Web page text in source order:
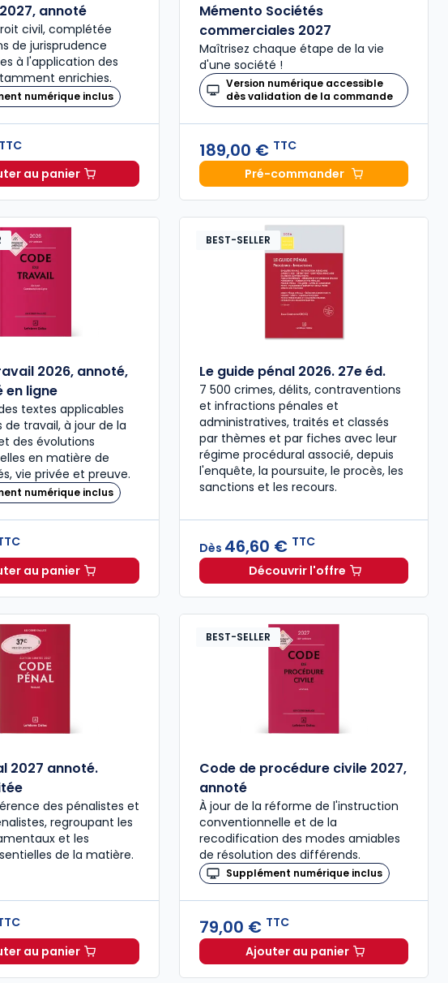
annoté
civil, complétée
de jurisprudence
à l'application des
enrichies.
numérique inclus
TTC
au panier
Code civil 2027, annoté à 49,00 € TTC
Mémento Sociétés
commerciales 2027
Maîtrisez chaque étape de la vie
d'une société !
Version numérique accessible
dès validation de la commande
189,00 € TTC
Pré-commanderMémento Sociétés
limitée à 37,00 € TTC
2026, annoté,
en ligne
textes applicables
de travail, à jour de la
des évolutions
en matière de
vie privée et preuve.
numérique inclus
au panier
Code du travail 2026, annoté, commenté en ligne à 79,00 € TTC
BEST-SELLER
Le guide pénal 2026. 27e éd.
7 500 crimes, délits, contraventions
et infractions pénales et
administratives, traités et classés
par thèmes et par fiches avec leur
régime procédural associé, depuis
l'enquête, la poursuite, le procès, les
sanctions et les recours.
Dès 46,60 € TTC
Découvrir l'offreLe guide pénal 2026.
limitée à 37,00 € TTC
2027 annoté.
des pénalistes et
regroupant les
et les
de la matière.
au panier
Code pénal 2027 annoté. Édition limitée à 37,00 € TTC
BEST-SELLER
Code de procédure civile 2027,
annoté
À jour de la réforme de l'instruction
conventionnelle et de la
recodification des modes amiables
de résolution des différends.
Supplément numérique inclus
79,00 € TTC
Ajouter au panierCode de procédure